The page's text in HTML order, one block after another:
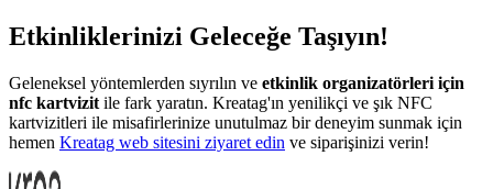
Etkinliklerinizi Geleceğe Taşıyın!
Geleneksel yöntemlerden sıyrılın ve etkinlik organizatörleri için
nfc kartvizit ile fark yaratın. Kreatag'ın yenilikçi ve şık NFC
kartvizitleri ile misafirlerinize unutulmaz bir deneyim sunmak için
hemen Kreatag web sitesini ziyaret edin ve siparişinizi verin!